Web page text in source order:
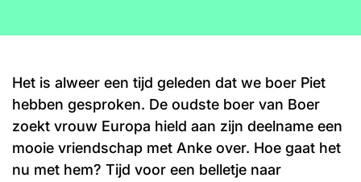
Facebook
Instagram
Uitzendingen
Het is alweer een tijd geleden dat we boer Piet
hebben gesproken. De oudste boer van Boer
zoekt vrouw Europa hield aan zijn deelname een
mooie vriendschap met Anke over. Hoe gaat het
nu met hem? Tijd voor een belletje naar